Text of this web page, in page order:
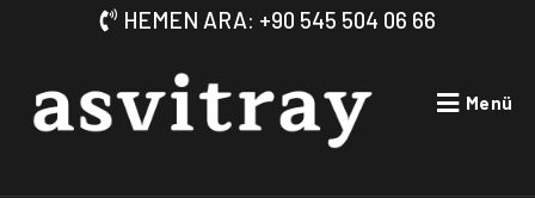
HEMEN ARA: +90 545 504 06 66
Menü